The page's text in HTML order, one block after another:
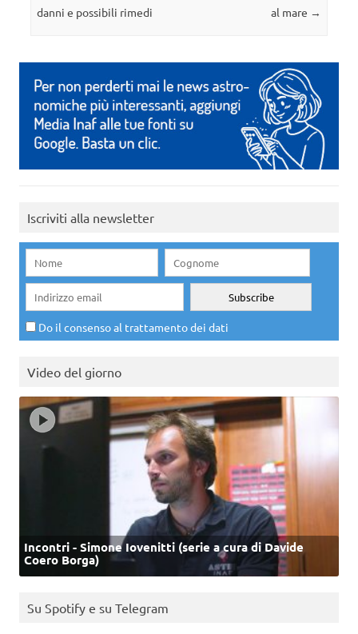
danni e possibili rimedi
al mare →
Iscriviti alla newsletter
Do il consenso al trattamento dei dati
Video del giorno
Incontri - Simone Iovenitti (serie a cura di Davide
Coero Borga)
Su Spotify e su Telegram